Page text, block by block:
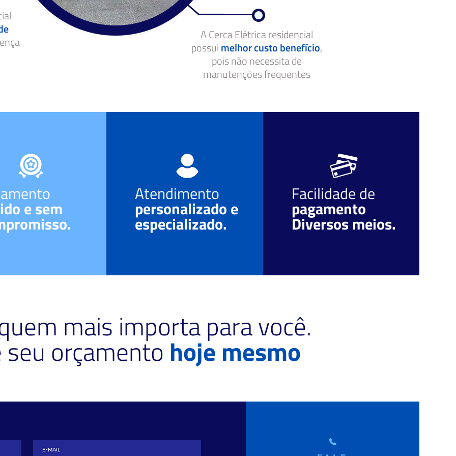
A Cerca Elétrica residencial
possuimelhor custo benefício,
pois não necessita de
manutenções frequentes
e sem
Atendimento
personalizado e
especializado.
Facilidade de
pagamento
Diversos meios.
mais importa para você.
seu orçamento hoje mesmo